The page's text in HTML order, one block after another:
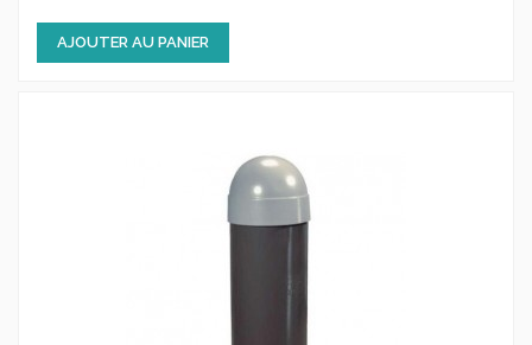
AJOUTER AU PANIER